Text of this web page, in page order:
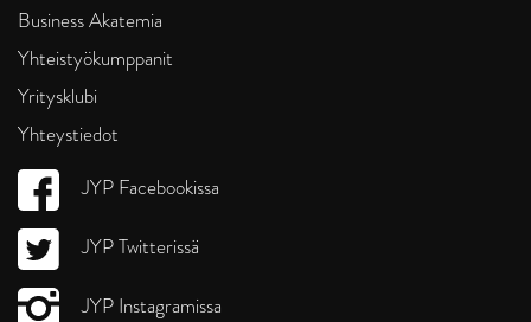
Business Akatemia
Yhteistyökumppanit
Yritysklubi
Yhteystiedot
JYP Facebookissa
JYP Twitterissä
JYP Instagramissa